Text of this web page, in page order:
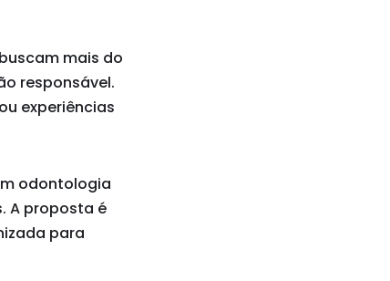
mais do
responsável.
experiências
odontologia
A proposta é
para